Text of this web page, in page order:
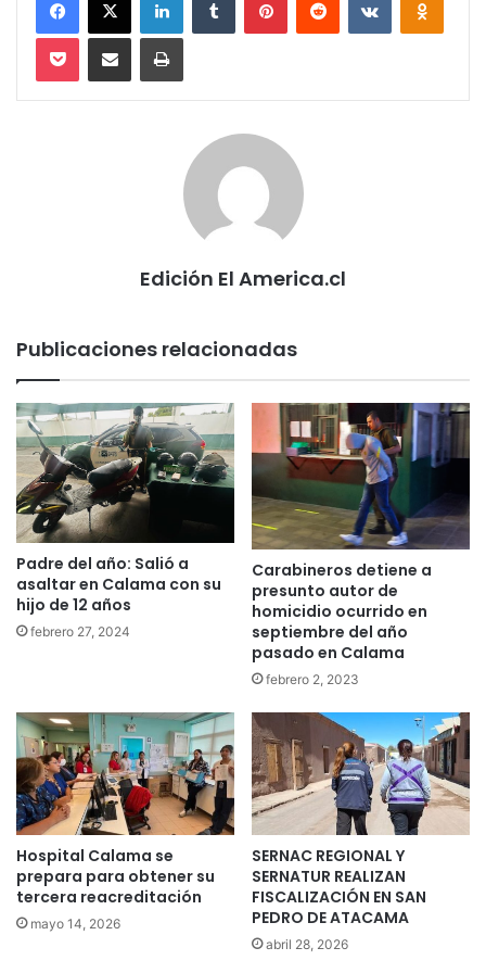
Pocket Compartir via email Imprimir
Edición El America.cl
Publicaciones relacionadas
Padre del año: Salió a
asaltar en Calama con su
hijo de 12 años
febrero 27, 2024
Carabineros detiene a
presunto autor de
homicidio ocurrido en
septiembre del año
pasado en Calama
febrero 2, 2023
Hospital Calama se
prepara para obtener su
tercera reacreditación
mayo 14, 2026
SERNAC REGIONAL Y
SERNATUR REALIZAN
FISCALIZACIÓN EN SAN
PEDRO DE ATACAMA
abril 28, 2026